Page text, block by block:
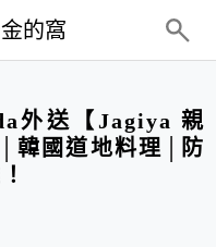
的窩
外送【Jagiya 親
韓國道地料理│防